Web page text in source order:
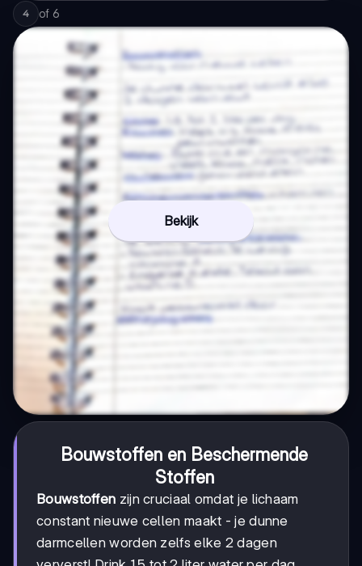
4 of 6
Bekijk
Bouwstoffen en Beschermende
Stoffen
Bouwstoffen zijn cruciaal omdat je lichaam
constant nieuwe cellen maakt - je dunne
darmcellen worden zelfs elke 2 dagen